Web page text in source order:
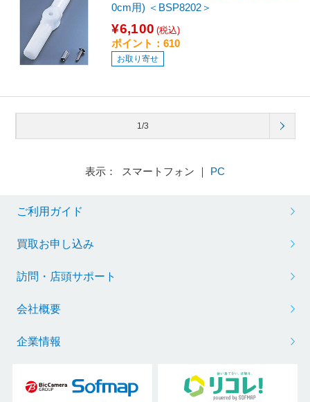
0cm用) ＜BSP8202＞
¥6,100 (税込)
ポイント：610
お取り寄せ
1/3
表示： スマートフォン ｜ PC
ご利用ガイド
買取お申し込み
訪問・店頭サポート
会社概要
企業情報